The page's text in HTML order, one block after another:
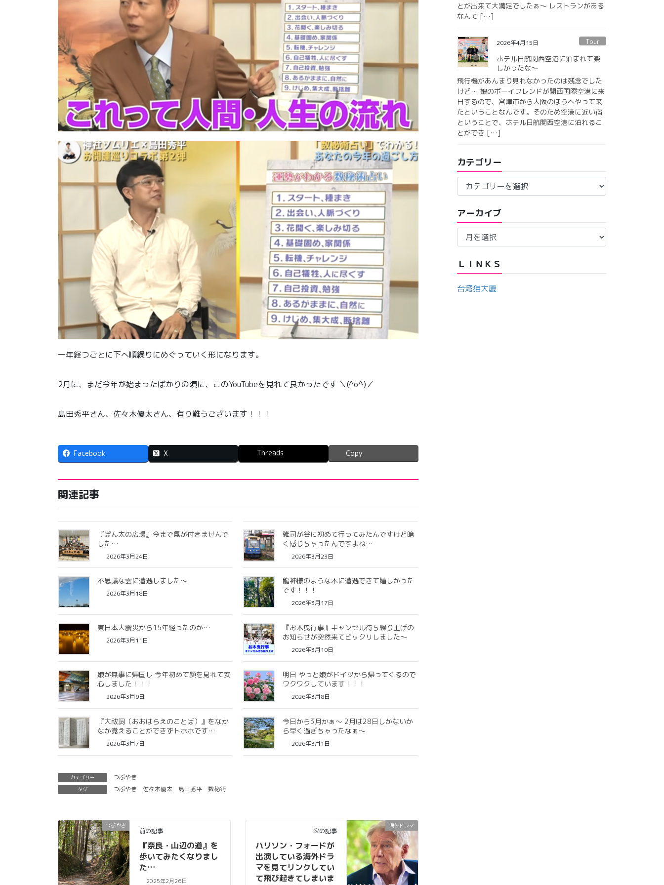
一年経つごとに下へ順繰りにめぐっていく形になります。
2月に、まだ今年が始まったばかりの頃に、このYouTubeを見れて良かったです ＼(^o^)／
島田秀平さん、佐々木優太さん、有り難うございます！！！
Facebook X Threads Copy
関連記事
『ぽん太の広場』今まで氣が付きませんで
した…
2026年3月24日
雑司が谷に初めて行ってみたんですけど暗
く感じちゃったんですよね…
2026年3月23日
不思議な雲に遭遇しました〜
2026年3月18日
龍神様のような木に遭遇できて嬉しかった
です！！！
2026年3月17日
東日本大震災から15年経ったのか…
2026年3月11日
『お木曳行事』キャンセル待ち繰り上げの
お知らせが突然来てビックリしました〜
2026年3月10日
娘が無事に帰国し 今年初めて顔を見れて安
心しました！！！
2026年3月9日
明日 やっと娘がドイツから帰ってくるので
ワクワクしています！！！
2026年3月8日
『大祓詞（おおはらえのことば）』をなか
なか覚えることができずトホホです…
2026年3月7日
今日から3月かぁ〜 2月は28日しかないか
ら早く過ぎちゃったなぁ〜
2026年3月1日
カテゴリー つぶやき
タグ つぶやき 佐々木優太 島田秀平 数秘術
つぶやき
前の記事
『奈良・山辺の道』を
歩いてみたくなりまし
た…
2025年2月26日
海外ドラマ
次の記事
ハリソン・フォードが
出演している海外ドラ
マを見てリンクしてい
て飛び起きてしまいま
とが出来て大満足でしたぁ〜 レストランがある
なんて […]
2026年4月15日 Tour
ホテル日航関西空港に泊まれて楽
しかったな〜
飛行機があんまり見れなかったのは残念でした
けど… 娘のボーイフレンドが関西国際空港に来
日するので、宮津市から大阪のほうへやって来
たということなんです。そのため空港に近い宿
ということで、ホテル日航関西空港に泊れるこ
とができ […]
カテゴリー
テ
リ
ー
アーカイブ
ア
イ
ブ
ＬＩＮＫＳ
台湾猫大厦